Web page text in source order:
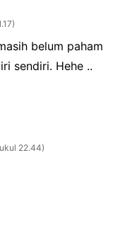
belum paham
sendiri. Hehe ..
22.44